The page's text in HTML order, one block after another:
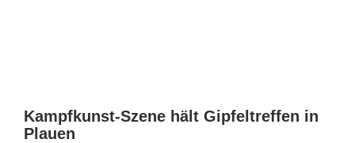
Kampfkunst-Szene hält Gipfeltreffen in
Plauen